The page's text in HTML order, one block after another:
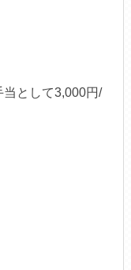
として3,000円/